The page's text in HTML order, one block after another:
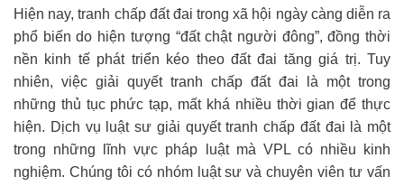
Hiện nay, tranh chấp đất đai trong xã hội ngày càng diễn ra
phổ biến do hiện tượng “đất chật người đông”, đồng thời
nền kinh tế phát triển kéo theo đất đai tăng giá trị. Tuy
nhiên, việc giải quyết tranh chấp đất đai là một trong
những thủ tục phức tạp, mất khá nhiều thời gian để thực
hiện. Dịch vụ luật sư giải quyết tranh chấp đất đai là một
trong những lĩnh vực pháp luật mà VPL có nhiều kinh
nghiệm. Chúng tôi có nhóm luật sư và chuyên viên tư vấn